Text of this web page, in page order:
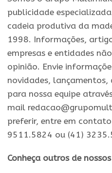
publicidade
cadeia produtiva da
1998. Informações,
empresas e entidades
opinião. Envie
novidades, lançamentos,
para nossa equipe
mail
preferir, entre em
9511.5824 ou (41)
Conheça outros de